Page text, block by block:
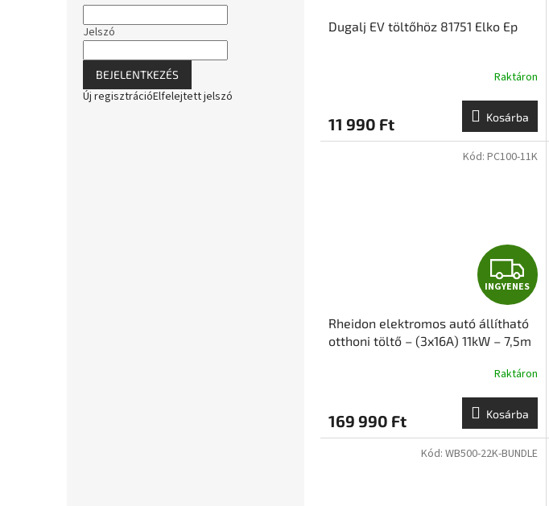
Jelszó
BEJELENTKEZÉS
Új regisztrációElfelejtett jelszó
Dugalj EV töltőhöz 81751 Elko Ep
Raktáron
11 990 Ft Kosárba
I
N
G
Y
E
N
INGYENES
Rheidon elektromos autó állítható
otthoni töltő – (3x16A) 11kW – 7,5m
Raktáron
169 990 Ft Kosárba
Kód: PC100-11K
Kód: WB500-22K-BUNDLE